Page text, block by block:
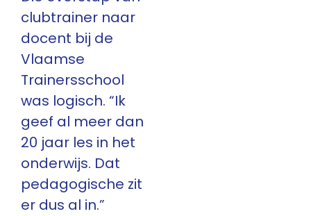
clubtrainer naar
docent bij de
Vlaamse
Trainersschool
was logisch. “Ik
geef al meer dan
20 jaar les in het
onderwijs. Dat
pedagogische zit
er dus al in.”